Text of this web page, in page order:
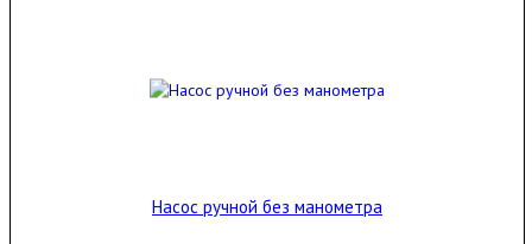
Насос ручной без манометра